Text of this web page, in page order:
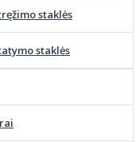
staklės
staklės